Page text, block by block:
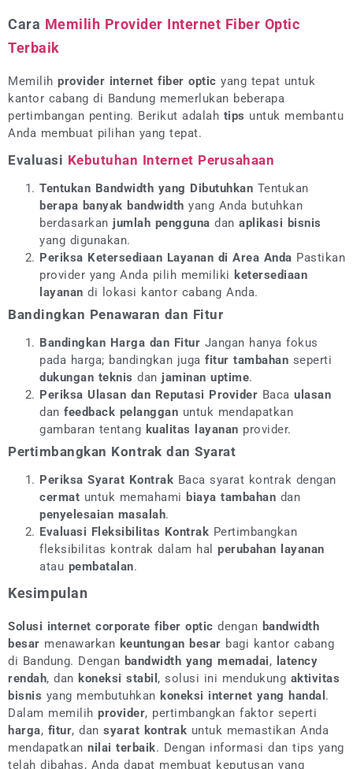
Cara Memilih Provider Internet Fiber Optic
Terbaik
Memilih provider internet fiber optic yang tepat untuk
kantor cabang di Bandung memerlukan beberapa
pertimbangan penting. Berikut adalah tips untuk membantu
Anda membuat pilihan yang tepat.
Evaluasi Kebutuhan Internet Perusahaan
Tentukan Bandwidth yang Dibutuhkan Tentukan
berapa banyak bandwidth yang Anda butuhkan
berdasarkan jumlah pengguna dan aplikasi bisnis
yang digunakan.
Periksa Ketersediaan Layanan di Area Anda Pastikan
provider yang Anda pilih memiliki ketersediaan
layanan di lokasi kantor cabang Anda.
Bandingkan Penawaran dan Fitur
Bandingkan Harga dan Fitur Jangan hanya fokus
pada harga; bandingkan juga fitur tambahan seperti
dukungan teknis dan jaminan uptime.
Periksa Ulasan dan Reputasi Provider Baca ulasan
dan feedback pelanggan untuk mendapatkan
gambaran tentang kualitas layanan provider.
Pertimbangkan Kontrak dan Syarat
Periksa Syarat Kontrak Baca syarat kontrak dengan
cermat untuk memahami biaya tambahan dan
penyelesaian masalah.
Evaluasi Fleksibilitas Kontrak Pertimbangkan
fleksibilitas kontrak dalam hal perubahan layanan
atau pembatalan.
Kesimpulan
Solusi internet corporate fiber optic dengan bandwidth
besar menawarkan keuntungan besar bagi kantor cabang
di Bandung. Dengan bandwidth yang memadai, latency
rendah, dan koneksi stabil , solusi ini mendukung aktivitas
bisnis yang membutuhkan koneksi internet yang handal .
Dalam memilih provider, pertimbangkan faktor seperti
harga, fitur, dan syarat kontrak untuk memastikan Anda
mendapatkan nilai terbaik. Dengan informasi dan tips yang
telah dibahas, Anda dapat membuat keputusan yang